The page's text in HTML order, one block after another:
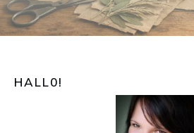
HALL0!